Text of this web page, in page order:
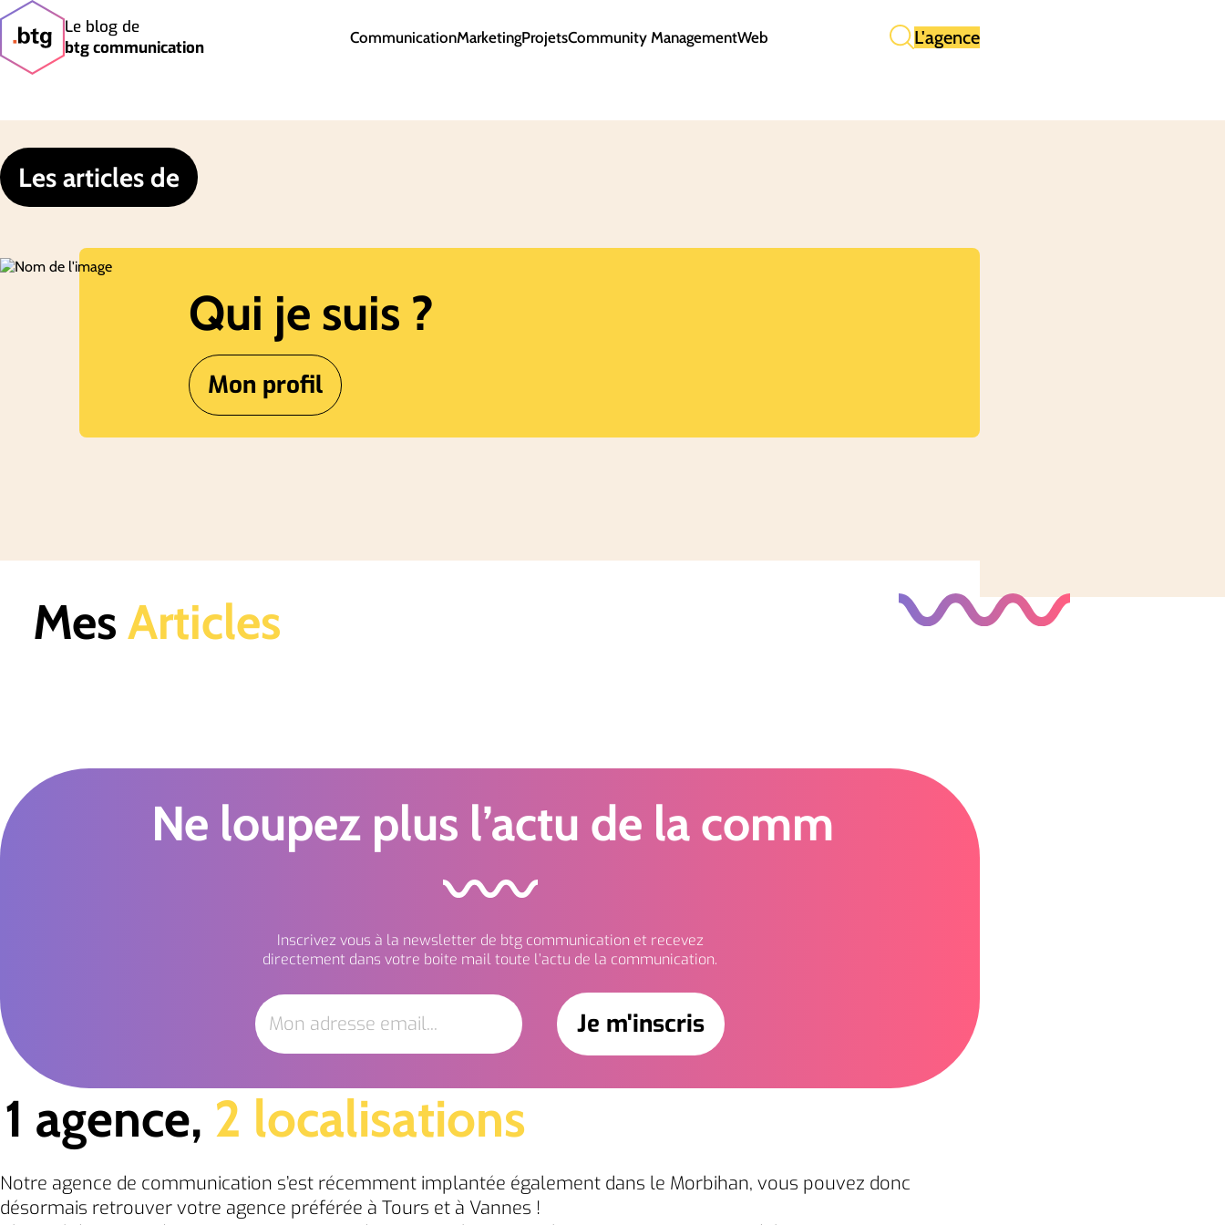
Le blog de
btg communication
CommunicationMarketingProjetsCommunity ManagementWeb L'agence
Les articles de
Qui je suis ?
Mon profil
Mes Articles
Ne loupez plus l’actu de la comm
Inscrivez vous à la newsletter de btg communication et recevez
directement dans votre boite mail toute l’actu de la communication.
1 agence, 2 localisations
Notre agence de communication s’est récemment implantée également dans le Morbihan, vous pouvez donc
désormais retrouver votre agence préférée à Tours et à Vannes !